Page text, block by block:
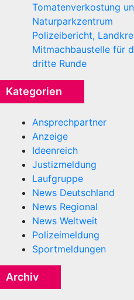
Tomatenverkostung
Naturparkzentrum
Polizeibericht,
Mitmachbaustelle für
dritte Runde
Kategorien
Ansprechpartner
Anzeige
Ideenreich
Justizmeldung
Laufgruppe
News Deutschland
News Regional
News Weltweit
Polizeimeldung
Sportmeldungen
Archiv